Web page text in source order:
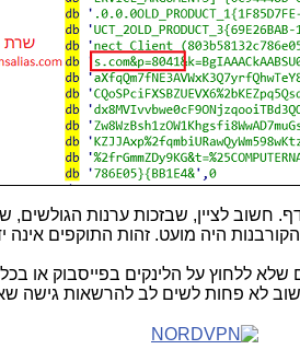
חשוב לציין, שבזכות ערנות הגולשים,
היה מועט. זהות התוקפים אינה
ללחוץ על הלינקים בפייסבוק או
לא פחות לשים לב להרשאות גישה